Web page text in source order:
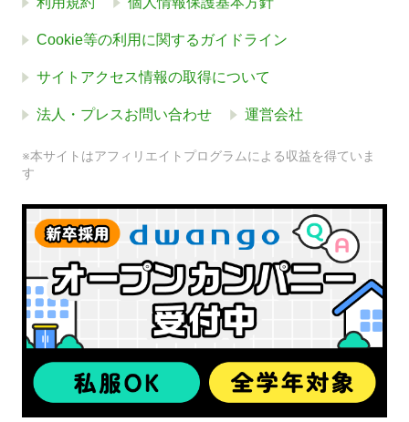
Cookie等の利用に関するガイドライン
サイトアクセス情報の取得について
法人・プレスお問い合わせ 運営会社
※本サイトはアフィリエイトプログラムによる収益を得ていま
す